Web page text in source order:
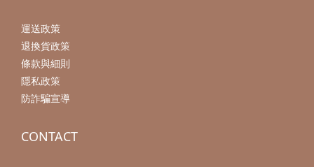
運送政策
退換貨政策
條款與細則
隱私政策
防詐騙宣導
CONTACT